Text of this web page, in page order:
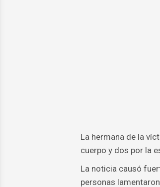
La hermana de la
cuerpo y dos por la
La noticia causó
personas